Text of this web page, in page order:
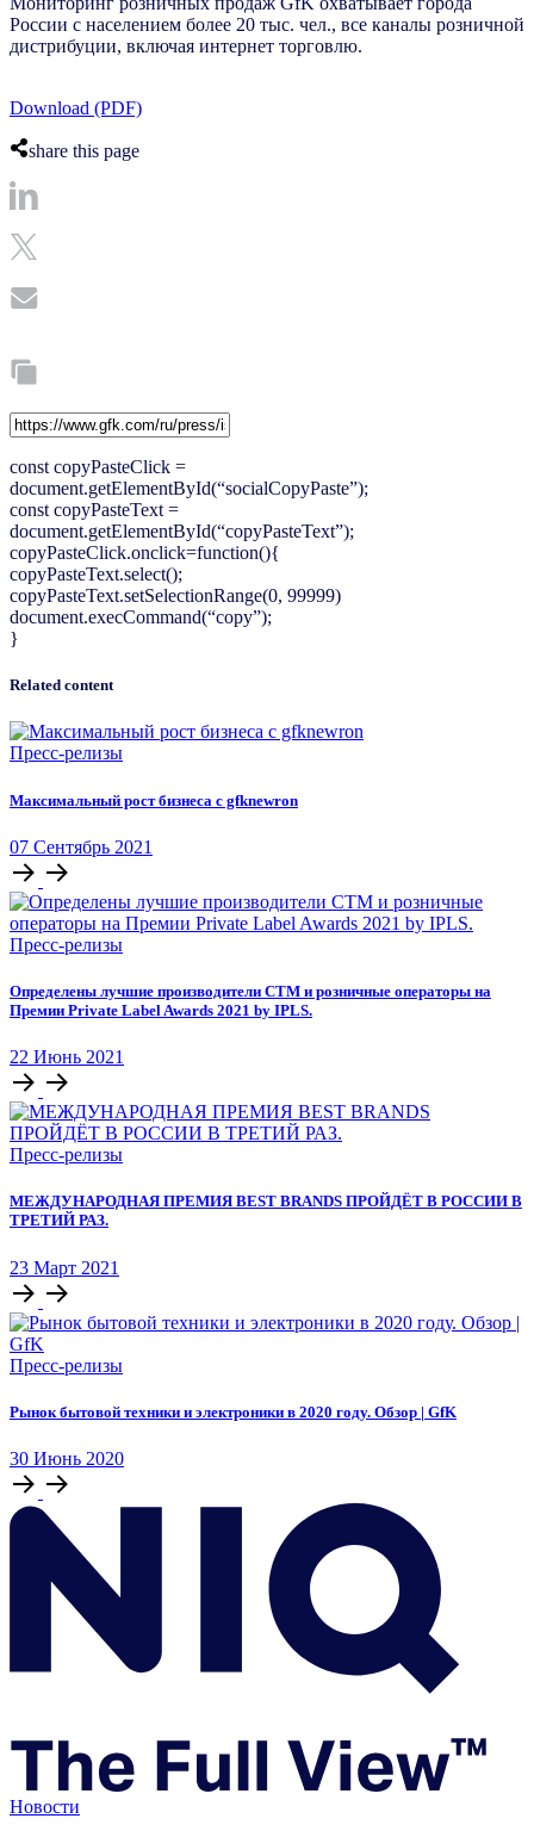
России с населением более 20 тыс. чел., все каналы розничной
дистрибуции, включая интернет торговлю.
Download (PDF)
share this page
const copyPasteClick =
document.getElementById(“socialCopyPaste”);
const copyPasteText =
document.getElementById(“copyPasteText”);
copyPasteClick.onclick=function(){
copyPasteText.select();
copyPasteText.setSelectionRange(0, 99999)
document.execCommand(“copy”);
}
Related content
Пресс-релизы
Максимальный рост бизнеса с gfknewron
07 Сентябрь 2021
Пресс-релизы
Определены лучшие производители СТМ и розничные операторы на
Премии Private Label Awards 2021 by IPLS.
22 Июнь 2021
Пресс-релизы
МЕЖДУНАРОДНАЯ ПРЕМИЯ BEST BRANDS ПРОЙДЁТ В РОССИИ В
ТРЕТИЙ РАЗ.
23 Март 2021
Пресс-релизы
Рынок бытовой техники и электроники в 2020 году. Обзор | GfK
30 Июнь 2020
Новости